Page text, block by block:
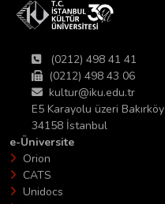
(0212) 498 41 41
(0212) 498 43 06
kultur@iku.edu.tr
E5 Karayolu üzeri Bakırköy
34158 İstanbul
e-Üniversite
Orion
CATS
Unidocs